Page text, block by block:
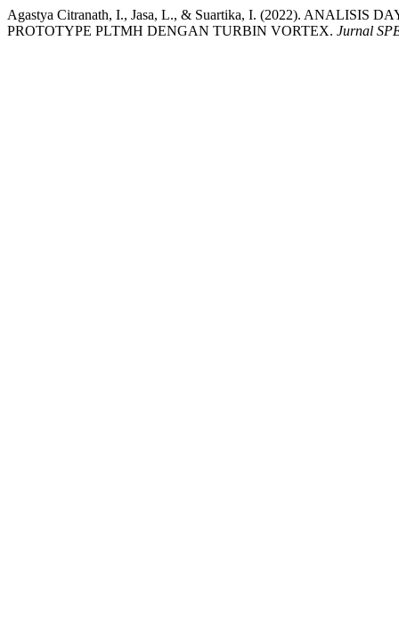
Agastya Citranath, I., Jasa, L., & Suartika, I. (2022). ANALISIS
PROTOTYPE PLTMH DENGAN TURBIN VORTEX. Jurnal